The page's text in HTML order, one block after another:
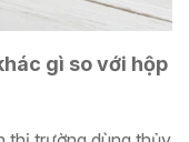
gì so với hộp